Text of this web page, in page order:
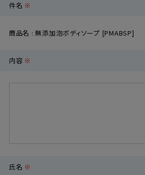
ご利用案内
よくあるご質問
利用規約
件名 ※
商品名 : 無添加泡ボディソープ [PMABSP]
内容 ※
氏名 ※